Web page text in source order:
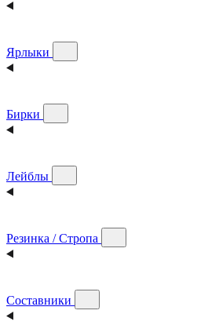
Ярлыки
Бирки
Лейблы
Резинка / Стропа
Составники